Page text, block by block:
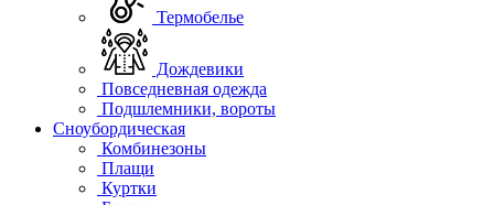
Термобелье
Дождевики
Повседневная одежда
Подшлемники, вороты
Сноубордическая
Комбинезоны
Плащи
Куртки